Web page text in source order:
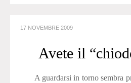
17 NOVEMBRE 2009
Avete il
A guardarsi in torno sembra